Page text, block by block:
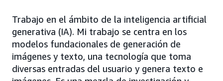
Trabajo en el ámbito de la inteligencia artificial
generativa (IA). Mi trabajo se centra en los
modelos fundacionales de generación de
imágenes y texto, una tecnología que toma
diversas entradas del usuario y genera texto e